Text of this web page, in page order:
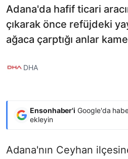
Adana'da hafif ticari
çıkarak önce refüjdeki
ağaca çarptığı anlar
DHA
Ensonhaber'i Google'da
ekleyin
Adana'nın Ceyhan